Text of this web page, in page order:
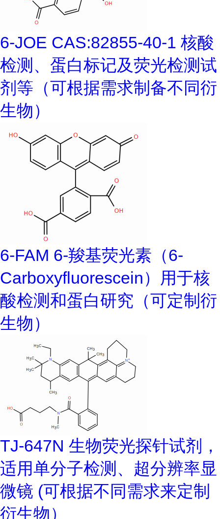
6-JOE CAS:82855-40-1 核酸
检测、蛋白标记及荧光检测试
剂等（可根据需求制备不同衍
生物）
6-FAM 6-羧基荧光素（6-
Carboxyfluorescein）用于核
酸检测和蛋白研究（可定制衍
生物）
TJ-647N 生物荧光探针试剂，
适用单分子检测、超分辨率显
微镜 (可根据不同需求来定制
衍生物）